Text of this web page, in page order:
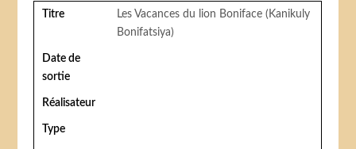
Titre
Les Vacances du lion Boniface (Kanikuly
Bonifatsiya)
Date de
sortie
Réalisateur
Type